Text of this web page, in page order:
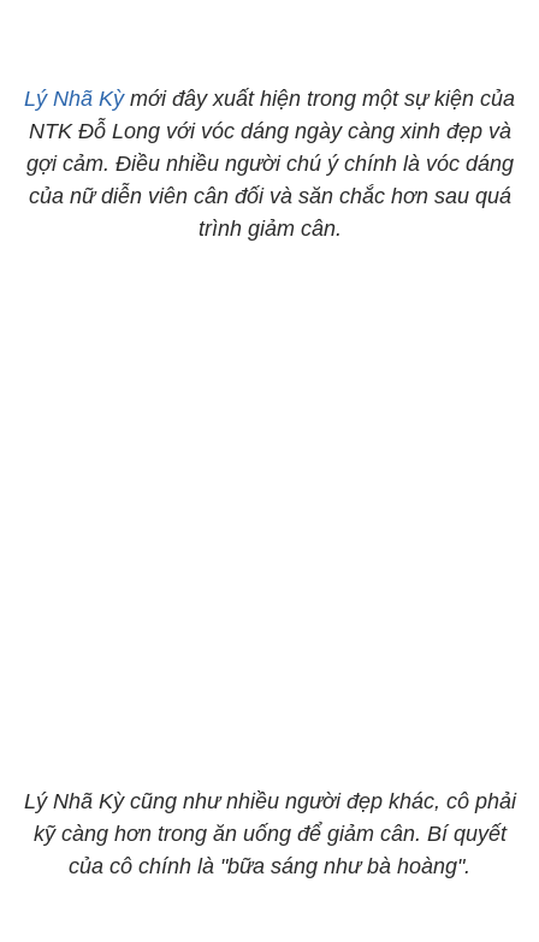
Lý Nhã Kỳmới đây xuất hiện trong một sự kiện của
NTK Đỗ Long với vóc dáng ngày càng xinh đẹp và
gợi cảm. Điều nhiều người chú ý chính là vóc dáng
của nữ diễn viên cân đối và săn chắc hơn sau quá
trình giảm cân.
Lý Nhã Kỳ cũng như nhiều người đẹp khác, cô phải
kỹ càng hơn trong ăn uống để giảm cân. Bí quyết
của cô chính là "bữa sáng như bà hoàng".